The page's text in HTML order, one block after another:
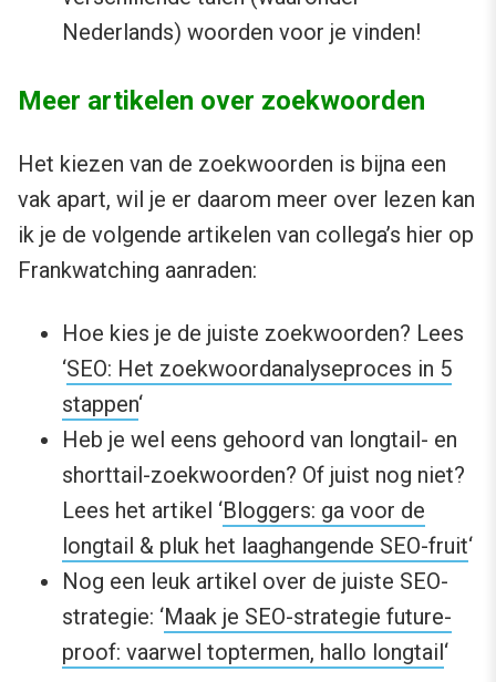
Nederlands) woorden voor je vinden!
Meer artikelen over zoekwoorden
Het kiezen van de zoekwoorden is bijna een
vak apart, wil je er daarom meer over lezen kan
ik je de volgende artikelen van collega’s hier op
Frankwatching aanraden:
Hoe kies je de juiste zoekwoorden? Lees
‘SEO: Het zoekwoordanalyseproces in 5
stappen‘
Heb je wel eens gehoord van longtail- en
shorttail-zoekwoorden? Of juist nog niet?
Lees het artikel ‘Bloggers: ga voor de
longtail & pluk het laaghangende SEO-fruit‘
Nog een leuk artikel over de juiste SEO-
strategie: ‘Maak je SEO-strategie future-
proof: vaarwel toptermen, hallo longtail‘